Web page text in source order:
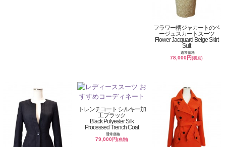
フラワー柄ジャカートのベ
ージュスカートスーツ
Flower Jacquard Beige Skirt
Suit
通常価格
78,000円(税別)
トレンチコート シルキー加
工ブラック
Black Polyester Silk
Processed Trench Coat
通常価格
79,000円(税別)